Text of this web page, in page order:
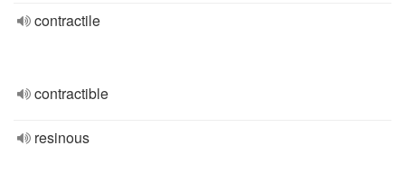
contractile
contractible
resinous